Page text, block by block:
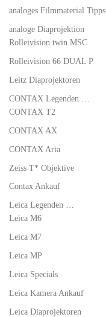
analoges Filmmaterial Tipps
analoge Diaprojektion
Rolleivision twin MSC
Rolleivision 66 DUAL P
Leitz Diaprojektoren
CONTAX Legenden …
CONTAX T2
CONTAX AX
CONTAX Aria
Zeiss T* Objektive
Contax Ankauf
Leica Legenden …
Leica M6
Leica M7
Leica MP
Leica Specials
Leica Kamera Ankauf
Leica Diaprojektoren